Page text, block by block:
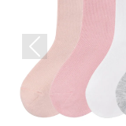
Previous